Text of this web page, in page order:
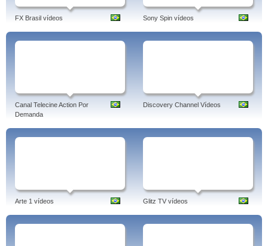
FX Brasil vídeos Sony Spin vídeos
Canal Telecine Action Por
Demanda
Discovery Channel Vídeos
Arte 1 vídeos Glitz TV vídeos